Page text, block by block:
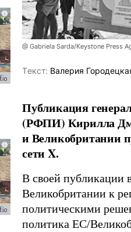
@ Gabriela Sarda/Keystone Press
Tекст: Валерия
Публикация
(РФПИ) Кирилла
и Великобритании
сети X.
В своей публикации
Великобритании к
политическими
политика ЕС/